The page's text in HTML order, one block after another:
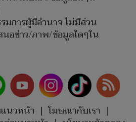
มการผู้มีอำนาจ ไม่มีส่วน
นอข่าว/ภาพ/ข้อมูลใดๆใน
นวหน้า | โฆษณากับเรา |